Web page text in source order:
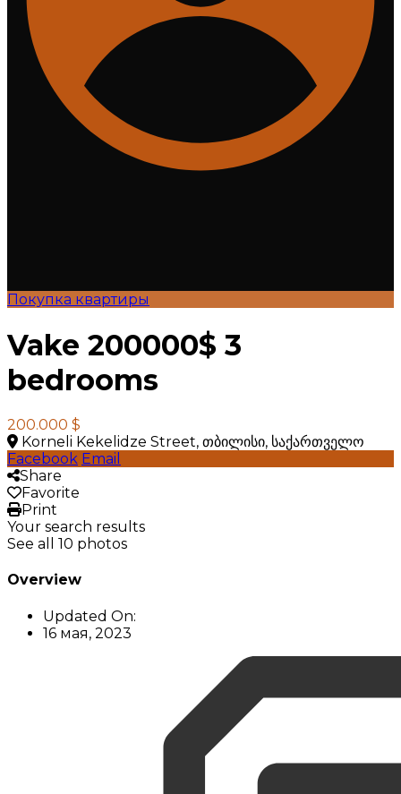
Покупка квартиры
Vake 200000$ 3
bedrooms
200.000 $
Korneli Kekelidze Street, თბილისი, საქართველო
Facebook Email
Share
Favorite
Print
Your search results
See all 10 photos
Overview
Updated On:
16 мая, 2023